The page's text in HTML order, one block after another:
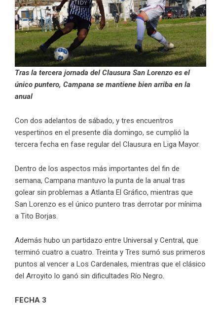
Tras la tercera jornada del Clausura San Lorenzo es el
único puntero, Campana se mantiene bien arriba en la
anual
Con dos adelantos de sábado, y tres encuentros
vespertinos en el presente día domingo, se cumplió la
tercera fecha en fase regular del Clausura en Liga Mayor.
Dentro de los aspectos más importantes del fin de
semana, Campana mantuvo la punta de la anual tras
golear sin problemas a Atlanta El Gráfico, mientras que
San Lorenzo es el único puntero tras derrotar por mínima
a Tito Borjas.
Además hubo un partidazo entre Universal y Central, que
terminó cuatro a cuatro. Treinta y Tres sumó sus primeros
puntos al vencer a Los Cardenales, mientras que el clásico
del Arroyito lo ganó sin dificultades Río Negro.
FECHA 3